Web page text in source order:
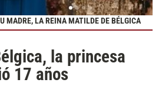
MADRE, LA REINA MATILDE DE BÉLGICA
la princesa
17 años